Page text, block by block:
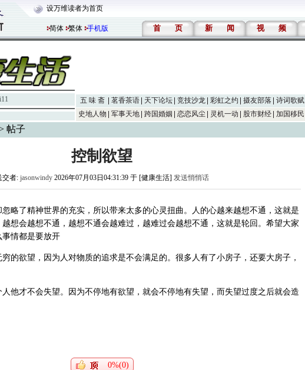
设万维读者为首页
简体 繁体 手机版 首 页 新 闻 视 频
五 味 斋 茗香茶语 天下论坛 竞技沙龙 彩虹之约 摄友部落 诗词歌赋
史地人物
军事天地 跨国婚姻 恋恋风尘 灵机一动 股市财经 加国移民
帖子
控制欲望
交者: jasonwindy2026年07月03日04:31:39 于 [健康生活] 发送悄悄话
略了精神世界的充实，所以带来太多的心灵扭曲。人的心越来越想不通，这就是
想会越想不通，越想不通会越难过，越难过会越想不通，这就是轮回。希望大家
情都是要放开
的欲望，因为人对物质的追求是不会满足的。很多人有了小房子，还要大房子，
他才不会失望。因为不停地有欲望，就会不停地有失望，而失望过度之后就会造
0%(0)